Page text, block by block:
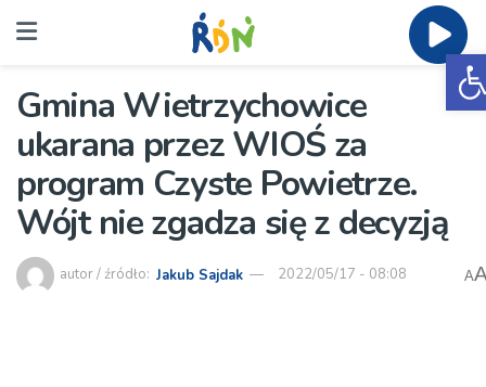
Gmina Wietrzychowice
ukarana przez WIOŚ za
program Czyste Powietrze.
Wójt nie zgadza się z decyzją
autor / źródło: Jakub Sajdak 2022/05/17 - 08:08 A